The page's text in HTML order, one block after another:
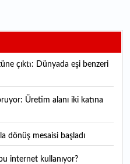
dönüş mesaisi başladı
internet kullanıyor?